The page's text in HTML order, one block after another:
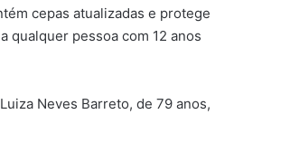
cepas atualizadas e protege
qualquer pessoa com 12 anos
Neves Barreto, de 79 anos,